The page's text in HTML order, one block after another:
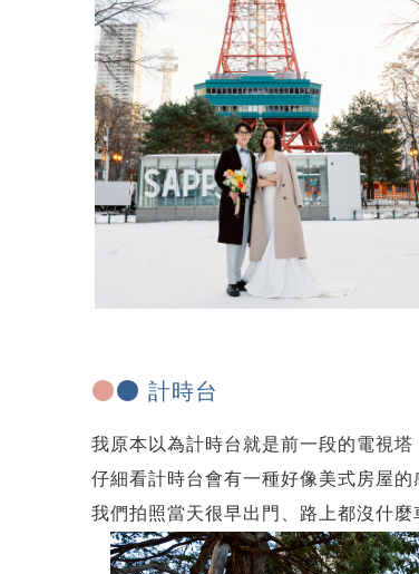
●● 計時台
我原本以為計時台就是前一段的電視塔
仔細看計時台會有一種好像美式房屋
我們拍照當天很早出門、路上都沒什